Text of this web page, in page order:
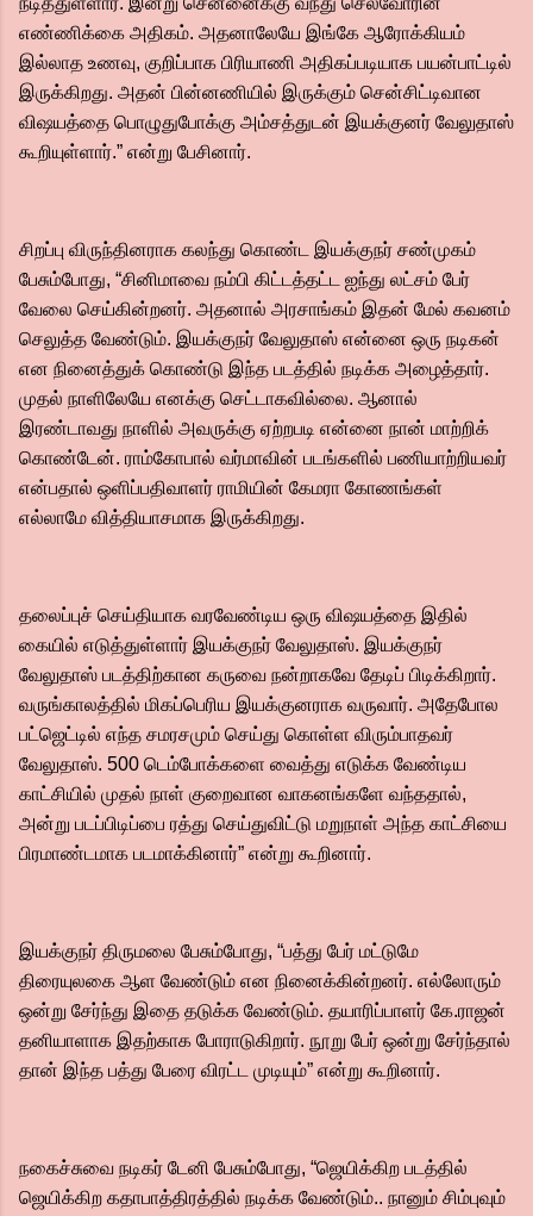
எண்ணிக்கை அதிகம். அதனாலேயே இங்கே ஆரோக்கியம்
இல்லாத உணவு, குறிப்பாக பிரியாணி அதிகப்படியாக பயன்பாட்டில்
இருக்கிறது. அதன் பின்னணியில் இருக்கும் சென்சிட்டிவான
விஷயத்தை பொழுதுபோக்கு அம்சத்துடன் இயக்குனர் வேலுதாஸ்
கூறியுள்ளார்.” என்று பேசினார்.
சிறப்பு விருந்தினராக கலந்து கொண்ட இயக்குநர் சண்முகம்
பேசும்போது, “சினிமாவை நம்பி கிட்டத்தட்ட ஐந்து லட்சம் பேர்
வேலை செய்கின்றனர். அதனால் அரசாங்கம் இதன் மேல் கவனம்
செலுத்த வேண்டும். இயக்குநர் வேலுதாஸ் என்னை ஒரு நடிகன்
என நினைத்துக் கொண்டு இந்த படத்தில் நடிக்க அழைத்தார்.
முதல் நாளிலேயே எனக்கு செட்டாகவில்லை. ஆனால்
இரண்டாவது நாளில் அவருக்கு ஏற்றபடி என்னை நான் மாற்றிக்
கொண்டேன். ராம்கோபால் வர்மாவின் படங்களில் பணியாற்றியவர்
என்பதால் ஒளிப்பதிவாளர் ராமியின் கேமரா கோணங்கள்
எல்லாமே வித்தியாசமாக இருக்கிறது.
தலைப்புச் செய்தியாக வரவேண்டிய ஒரு விஷயத்தை இதில்
கையில் எடுத்துள்ளார் இயக்குநர் வேலுதாஸ். இயக்குநர்
வேலுதாஸ் படத்திற்கான கருவை நன்றாகவே தேடிப் பிடிக்கிறார்.
வருங்காலத்தில் மிகப்பெரிய இயக்குனராக வருவார். அதேபோல
பட்ஜெட்டில் எந்த சமரசமும் செய்து கொள்ள விரும்பாதவர்
வேலுதாஸ். 500 டெம்போக்களை வைத்து எடுக்க வேண்டிய
காட்சியில் முதல் நாள் குறைவான வாகனங்களே வந்ததால்,
அன்று படப்பிடிப்பை ரத்து செய்துவிட்டு மறுநாள் அந்த காட்சியை
பிரமாண்டமாக படமாக்கினார்” என்று கூறினார்.
இயக்குநர் திருமலை பேசும்போது, “பத்து பேர் மட்டுமே
திரையுலகை ஆள வேண்டும் என நினைக்கின்றனர். எல்லோரும்
ஒன்று சேர்ந்து இதை தடுக்க வேண்டும். தயாரிப்பாளர் கே.ராஜன்
தனியாளாக இதற்காக போராடுகிறார். நூறு பேர் ஒன்று சேர்ந்தால்
தான் இந்த பத்து பேரை விரட்ட முடியும்” என்று கூறினார்.
நகைச்சுவை நடிகர் டேனி பேசும்போது, “ஜெயிக்கிற படத்தில்
ஜெயிக்கிற கதாபாத்திரத்தில் நடிக்க வேண்டும்.. நானும் சிம்புவும்